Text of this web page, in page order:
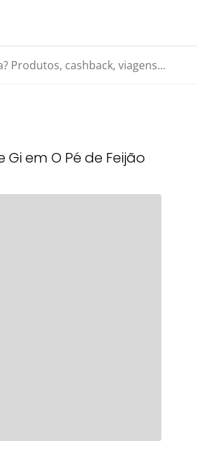
cashback, viagens...
Gi em O Pé de Feijão